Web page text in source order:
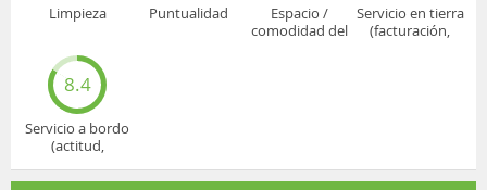
Limpieza Puntualidad
Espacio /
comodidad del
Servicio en tierra
(facturación,
8.4
Servicio a bordo
(actitud,